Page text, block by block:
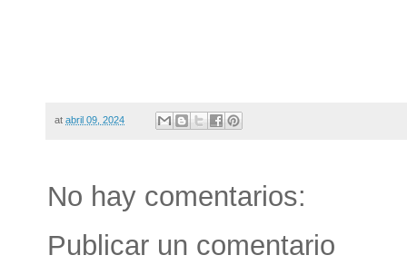
at abril 09, 2024
No hay comentarios:
Publicar un comentario